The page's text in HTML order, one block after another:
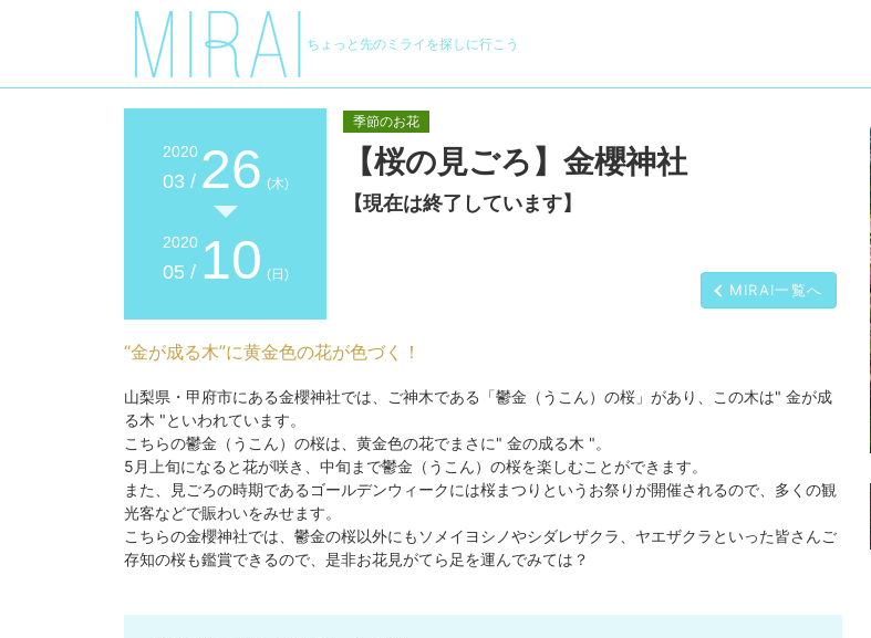
ちょっと先のミライを探しに行こう
2020
03 / 26 (木)
2020
05 / 10 (日)
季節のお花
【桜の見ごろ】金櫻神社
【現在は終了しています】
MIRAI一覧へ
“金が成る木”に黄金色の花が色づく！
山梨県・甲府市にある金櫻神社では、ご神木である「鬱金（うこん）の桜」があり、この木は" 金が成
る木 "といわれています。
こちらの鬱金（うこん）の桜は、黄金色の花でまさに" 金の成る木 "。
5月上旬になると花が咲き、中旬まで鬱金（うこん）の桜を楽しむことができます。
また、見ごろの時期であるゴールデンウィークには桜まつりというお祭りが開催されるので、多くの観
光客などで賑わいをみせます。
こちらの金櫻神社では、鬱金の桜以外にもソメイヨシノやシダレザクラ、ヤエザクラといった皆さんご
存知の桜も鑑賞できるので、是非お花見がてら足を運んでみては？